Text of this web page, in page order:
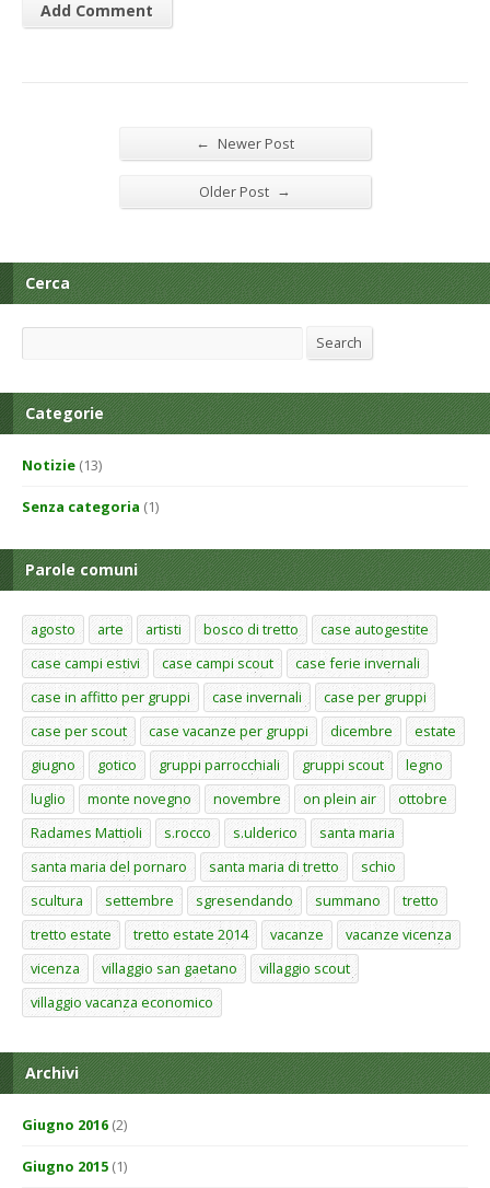
← Newer Post
Older Post →
Cerca
Search
Categorie
Notizie (13)
Senza categoria (1)
Parole comuni
agosto arte artisti bosco di tretto
case autogestite
case campi estivi
case campi scout
case ferie invernali
case in affitto per gruppi
case invernali
case per gruppi
case per scout
case vacanze per gruppi dicembre
estate
giugno
gotico gruppi parrocchiali gruppi scout
legno
luglio
monte novegno novembre on plein air
ottobre
Radames Mattioli
s.rocco s.ulderico
santa maria
santa maria del pornaro
santa maria di tretto
schio
scultura
settembre sgresendando summano
tretto
tretto estate
tretto estate 2014 vacanze
vacanze vicenza
vicenza
villaggio san gaetano
villaggio scout
villaggio vacanza economico
Archivi
Giugno 2016 (2)
Giugno 2015 (1)